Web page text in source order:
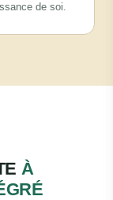
de soi.
À